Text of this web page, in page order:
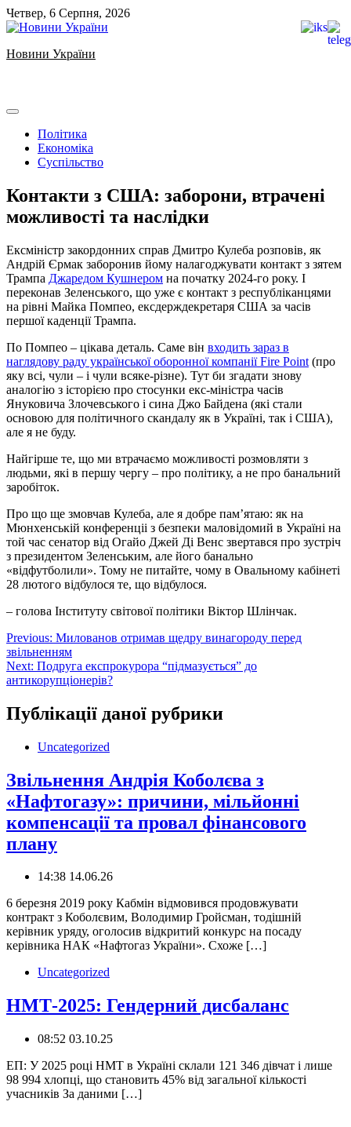
Skip
to
Четвер, 6 Серпня, 2026
Новини України
Політика
Економіка
Суспільство
Контакти з США: заборони, втрачені
можливості та наслідки
Ексміністр закордонних справ Дмитро Кулеба розповів, як
Андрій Єрмак заборонив йому налагоджувати контакт з зятем
Трампа Джаредом Кушнером на початку 2024-го року. І
переконав Зеленського, що уже є контакт з республіканцями
на рівні Майка Помпео, ексдерждекретаря США за часів
першої каденції Трампа.
По Помпео – цікава деталь. Саме він входить зараз в
наглядову раду української оборонної компанії Fire Point (про
яку всі, чули – і чули всяке-різне). Тут би згадати знову
аналогію з історією про стосунки екс-міністра часів
Януковича Злочевського і сина Джо Байдена (які стали
основою для політичного скандалу як в Україні, так і США),
але я не буду.
Найгірше те, що ми втрачаємо можливості розмовляти з
людьми, які в першу чергу – про політику, а не про банальний
заробіток.
Про що ще змовчав Кулеба, але я добре памʼятаю: як на
Мюнхенській конференціі з безпеки маловідомий в Україні на
той час сенатор від Огайо Джей Ді Венс звертався про зустріч
з президентом Зеленським, але його банально
«відфутболили». Тому не питайте, чому в Овальному кабінеті
28 лютого відбулося те, що відбулося.
– голова Інституту світової політики Віктор Шлінчак.
Навігація
записів
Previous: Милованов отримав щедру винагороду перед
звільненням
Next: Подруга експрокурора “підмазується” до
антикорупціонерів?
Публікації даної рубрики
Uncategorized
Звільнення Андрія Коболєва з
«Нафтогазу»: причини, мільйонні
компенсації та провал фінансового
плану
14:38 14.06.26
6 березня 2019 року Кабмін відмовився продовжувати
контракт з Коболєвим, Володимир Гройсман, тодішній
керівник уряду, оголосив відкритий конкурс на посаду
керівника НАК «Нафтогаз України». Схоже […]
Uncategorized
НМТ-2025: Гендерний дисбаланс
08:52 03.10.25
ЕП: У 2025 році НМТ в Україні склали 121 346 дівчат і лише
98 994 хлопці, що становить 45% від загальної кількості
учасників За даними […]